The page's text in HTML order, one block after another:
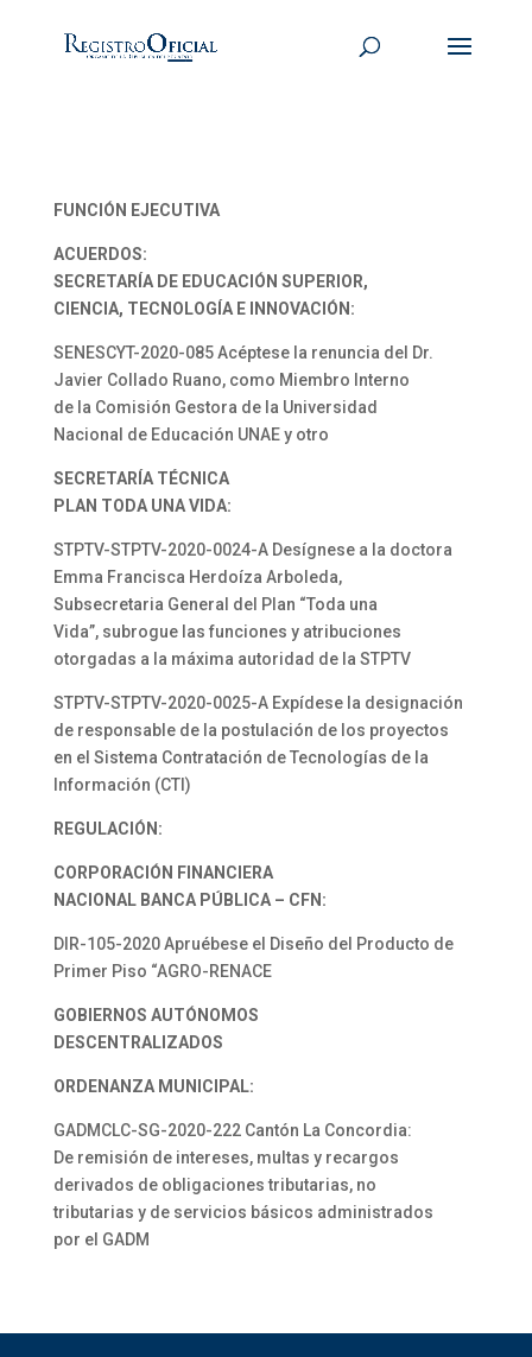
FUNCIÓN EJECUTIVA
ACUERDOS:
SECRETARÍA DE EDUCACIÓN SUPERIOR,
CIENCIA, TECNOLOGÍA E INNOVACIÓN:
SENESCYT-2020-085 Acéptese la renuncia del Dr.
Javier Collado Ruano, como Miembro Interno
de la Comisión Gestora de la Universidad
Nacional de Educación UNAE y otro
SECRETARÍA TÉCNICA
PLAN TODA UNA VIDA:
STPTV-STPTV-2020-0024-A Desígnese a la doctora
Emma Francisca Herdoíza Arboleda,
Subsecretaria General del Plan “Toda una
Vida”, subrogue las funciones y atribuciones
otorgadas a la máxima autoridad de la STPTV
STPTV-STPTV-2020-0025-A Expídese la designación
de responsable de la postulación de los proyectos
en el Sistema Contratación de Tecnologías de la
Información (CTI)
REGULACIÓN:
CORPORACIÓN FINANCIERA
NACIONAL BANCA PÚBLICA – CFN:
DIR-105-2020 Apruébese el Diseño del Producto de
Primer Piso “AGRO-RENACE
GOBIERNOS AUTÓNOMOS
DESCENTRALIZADOS
ORDENANZA MUNICIPAL:
GADMCLC-SG-2020-222 Cantón La Concordia:
De remisión de intereses, multas y recargos
derivados de obligaciones tributarias, no
tributarias y de servicios básicos administrados
por el GADM